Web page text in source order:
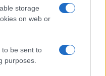
storage
on web or
to be sent to
purposes.